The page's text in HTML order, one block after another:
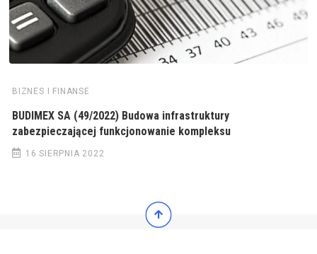
BIZNES I FINANSE
BUDIMEX SA (49/2022) Budowa infrastruktury
zabezpieczającej funkcjonowanie kompleksu
16 SIERPNIA 2022